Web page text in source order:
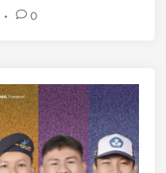
i
a
n
P
• 0